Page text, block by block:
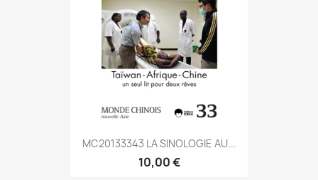
MC20133343 LA SINOLOGIE AU...
10,00 €